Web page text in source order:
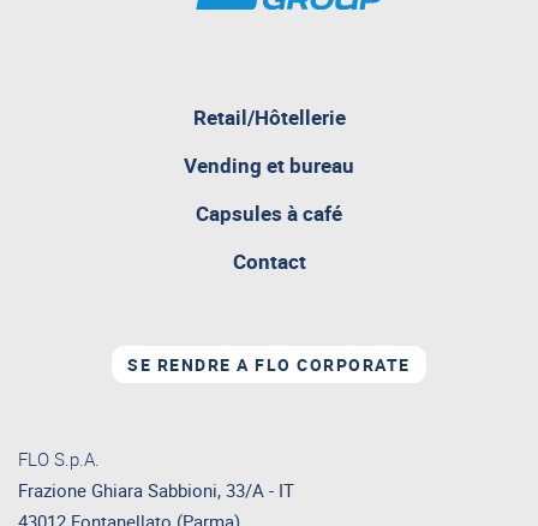
Retail/Hôtelleriepagina
aperta
Vending et bureau
Capsules à café
Contact
SE RENDRE A FLO CORPORATE
FLO S.p.A.
Frazione Ghiara Sabbioni, 33/A - IT